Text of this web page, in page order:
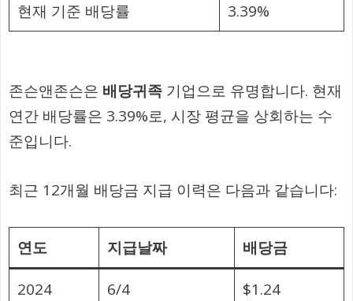
현재 기준 배당률
3.39%
존슨앤존슨은 배당귀족 기업으로 유명합니다. 현재
연간 배당률은 3.39%로, 시장 평균을 상회하는 수
준입니다.
최근 12개월 배당금 지급 이력은 다음과 같습니다:
연도 지급날짜 배당금
2024 6/4 $1.24